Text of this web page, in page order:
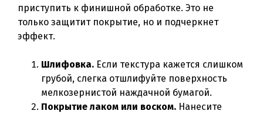
приступить к финишной обработке. Это не
только защитит покрытие, но и подчеркнет
эффект.
Шлифовка. Если текстура кажется слишком
грубой, слегка отшлифуйте поверхность
мелкозернистой наждачной бумагой.
Покрытие лаком или воском. Нанесите